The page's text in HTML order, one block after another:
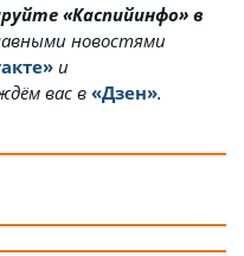
«Каспийинфо» в
новостями
и
вас в«Дзен».